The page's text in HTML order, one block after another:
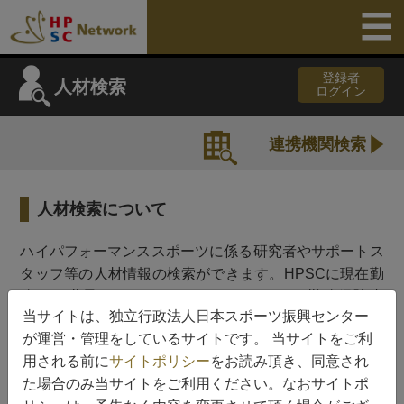
人材検索
登録者
ログイン
連携機関検索
人材検索について
ハイパフォーマンススポーツに係る研究者やサポートス
タッフ等の人材情報の検索ができます。HPSCに現在勤
（HPSC OB/OG）、HPSCの各種事業における協力者
（HPSC事業協力者）のカテゴリーに分けております。
人材データベースへのご登録はHPSCからご依頼させて
頂いた方のみとしております。
当サイトは、独立行政法人日本スポーツ振興センター
が運営・管理をしているサイトです。 当サイトをご利
用される前にサイトポリシーをお読み頂き、同意され
た場合のみ当サイトをご利用ください。なおサイトポ